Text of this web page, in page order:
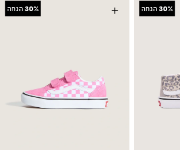
30% הנחה +
30% הנחה